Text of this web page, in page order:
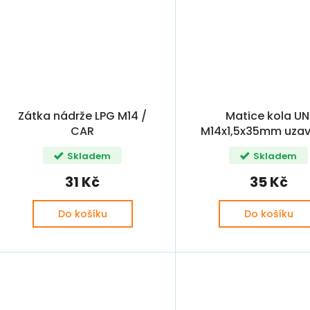
Zátka nádrže LPG M14 /
CAR
Skladem
31 Kč
Do košíku
Matice kola
M14x1,5x35mm
Skladem
35 Kč
Do košíku